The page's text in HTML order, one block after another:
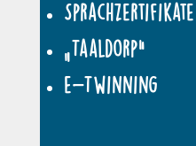
Sprachzertifikate
„Taaldorp“
e-Twinning